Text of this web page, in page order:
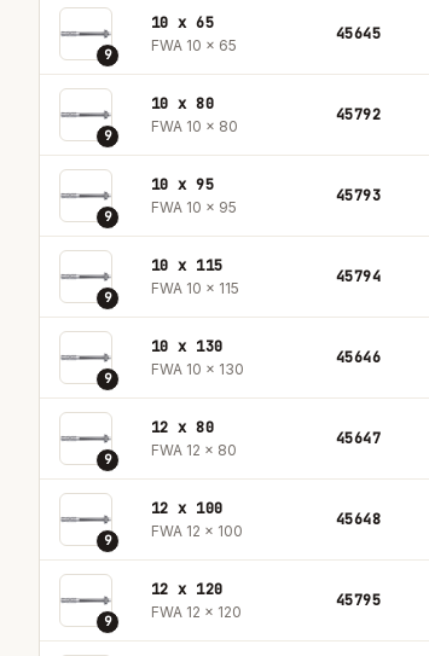
9
10 x 65
FWA 10 x 65
45645
9
10 x 80
FWA 10 x 80
45792
9
10 x 95
FWA 10 x 95
45793
9
10 x 115
FWA 10 x 115
45794
9
10 x 130
FWA 10 x 130
45646
9
12 x 80
FWA 12 x 80
45647
9
12 x 100
FWA 12 x 100
45648
9
12 x 120
FWA 12 x 120
45795